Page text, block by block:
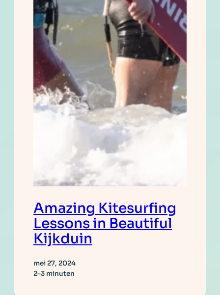
Amazing Kitesurfing
Lessons in Beautiful
Kijkduin
mei 27, 2024
2–3 minuten